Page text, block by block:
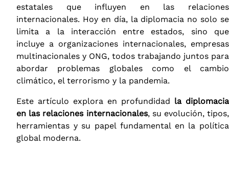
estatales que influyen en las relaciones
internacionales. Hoy en día, la diplomacia no solo se
limita a la interacción entre estados, sino que
incluye a organizaciones internacionales, empresas
multinacionales y ONG, todos trabajando juntos para
abordar problemas globales como el cambio
climático, el terrorismo y la pandemia.
Este artículo explora en profundidad la diplomacia
en las relaciones internacionales, su evolución, tipos,
herramientas y su papel fundamental en la política
global moderna.